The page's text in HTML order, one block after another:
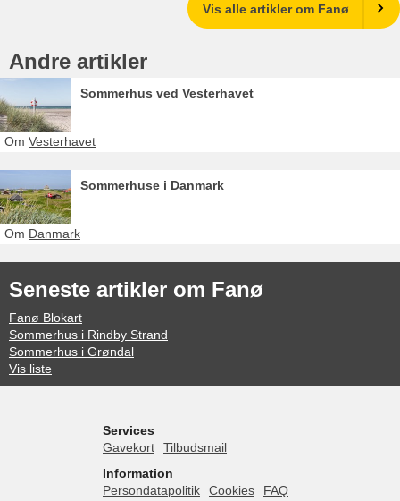
Vis alle artikler om Fanø
Andre artikler
Sommerhus ved Vesterhavet
Om Vesterhavet
Sommerhuse i Danmark
Om Danmark
Seneste artikler om Fanø
Fanø Blokart
Sommerhus i Rindby Strand
Sommerhus i Grøndal
Vis liste
Services
Gavekort
Tilbudsmail
Information
Persondatapolitik
Cookies
FAQ